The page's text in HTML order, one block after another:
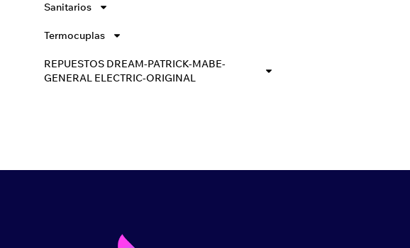
Sanitarios
Termocuplas
REPUESTOS DREAM-PATRICK-MABE-
GENERAL ELECTRIC-ORIGINAL